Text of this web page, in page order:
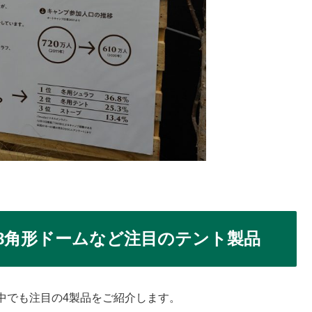
形ドームなど注目のテント製品
も注目の4製品をご紹介します。